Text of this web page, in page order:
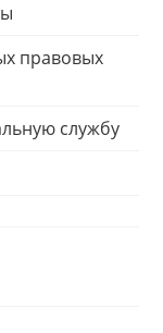
правовых
службу